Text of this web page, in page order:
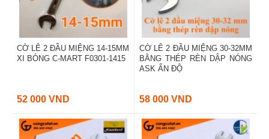
CỜ LÊ 2 ĐẦU MIỆNG 14-15MM
XI BÓNG C-MART F0301-1415
52 000 VND
CỜ LÊ 2 ĐẦU MIỆNG 30-32MM
BẰNG THÉP RÈN DẬP NÓNG
ASK ẤN ĐỘ
58 000 VND